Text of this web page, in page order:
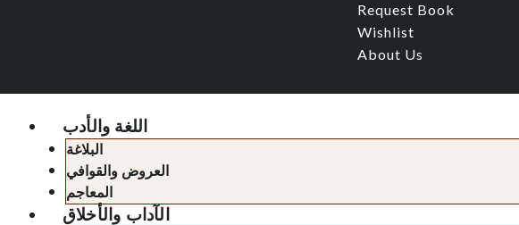
Request Book
Wishlist
About Us
اللغة والأدب
البلاغة
العروض والقوافي
المعاجم
الآداب والأخلاق